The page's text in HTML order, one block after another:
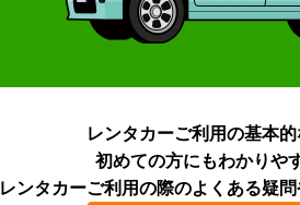
レンタカーご利用の基本
初めての方にもわかりや
レンタカーご利用の際のよくある疑問